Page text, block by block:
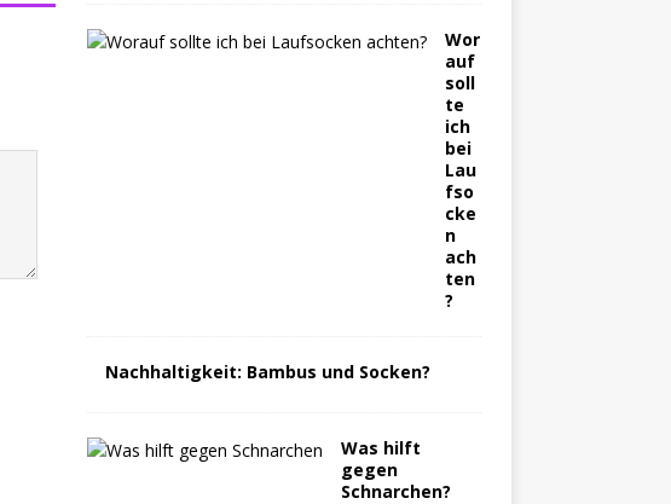
Wor
auf
soll
te
ich
bei
Lau
fso
cke
n
ach
ten
?
Nachhaltigkeit: Bambus und Socken?
Was hilft
gegen
Schnarchen?